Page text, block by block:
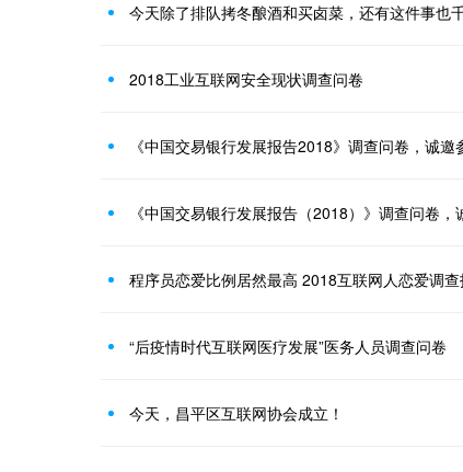
今天除了排队拷冬酿酒和买卤菜，还有这件事
2018工业互联网安全现状调查问卷
《中国交易银行发展报告2018》调查问卷，诚
《中国交易银行发展报告（2018）》调查问卷
程序员恋爱比例居然最高 2018互联网人恋爱调
“后疫情时代互联网医疗发展”医务人员调查问卷
今天，昌平区互联网协会成立！